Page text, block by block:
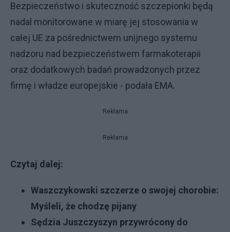
Bezpieczeństwo i skuteczność szczepionki będą
nadal monitorowane w miarę jej stosowania w
całej UE za pośrednictwem unijnego systemu
nadzoru nad bezpieczeństwem farmakoterapii
oraz dodatkowych badań prowadzonych przez
firmę i władze europejskie - podała EMA.
Reklama
Reklama
Czytaj dalej:
Waszczykowski szczerze o swojej chorobie:
Myśleli, że chodzę pijany
Sędzia Juszczyszyn przywrócony do